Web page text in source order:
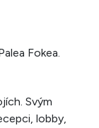
Fokea.
Svým
lobby,